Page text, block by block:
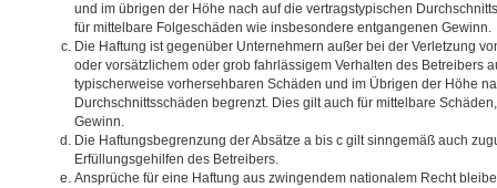
und im übrigen der Höhe nach auf die vertragstypischen
für mittelbare Folgeschäden wie insbesondere entgangenen Gewinn.
Die Haftung ist gegenüber Unternehmern außer bei der Verletzung
oder vorsätzlichem oder grob fahrlässigem Verhalten des Betreibers
typischerweise vorhersehbaren Schäden und im Übrigen der Höhe
Durchschnittsschäden begrenzt. Dies gilt auch für mittelbare
Gewinn.
Die Haftungsbegrenzung der Absätze a bis c gilt sinngemäß auch
Erfüllungsgehilfen des Betreibers.
Ansprüche für eine Haftung aus zwingendem nationalem Recht